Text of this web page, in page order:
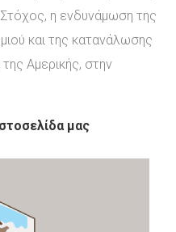
Στόχος, η ενδυνάμωση της
και της κατανάλωσης
Αμερικής, στην
μας